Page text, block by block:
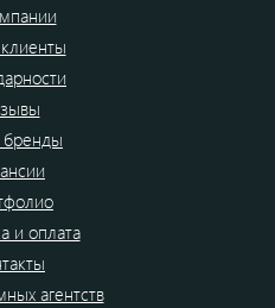
и оплата
агентств